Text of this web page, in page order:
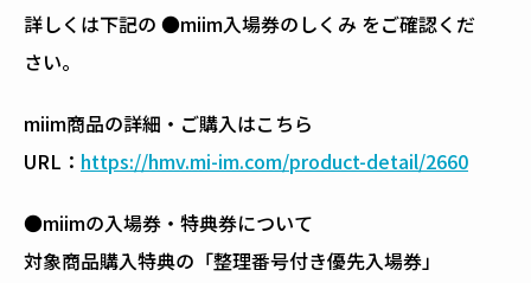
詳しくは下記の ●miim入場券のしくみ をご確認くだ
さい。
miim商品の詳細・ご購入はこちら
URL： https://hmv.mi-im.com/product-detail/2660
●miimの入場券・特典券について
対象商品購入特典の「整理番号付き優先入場券」